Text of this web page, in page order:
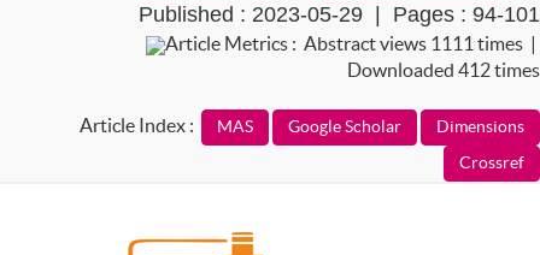
Published : 2023-05-29 | Pages : 94-101
Article Metrics : Abstract views 1111 times |
Downloaded 412 times
Article Index :